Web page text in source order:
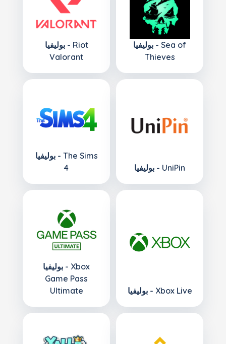
بوليفيا - Riot
Valorant
بوليفيا - Sea of
Thieves
بوليفيا - The Sims
4
بوليفيا - UniPin
بوليفيا - Xbox
Game Pass
Ultimate
بوليفيا - Xbox Live